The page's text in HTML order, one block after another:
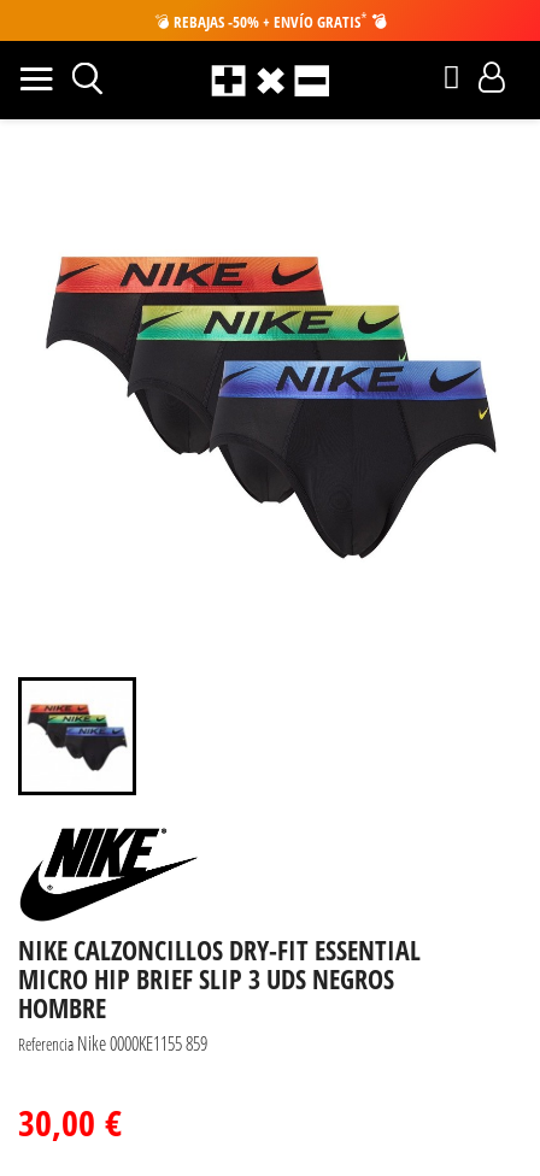
💣 REBAJAS -50% + ENVÍO GRATIS* 💣
NIKE CALZONCILLOS DRY-FIT ESSENTIAL
MICRO HIP BRIEF SLIP 3 UDS NEGROS
HOMBRE
Referencia Nike 0000KE1155 859
30,00 €